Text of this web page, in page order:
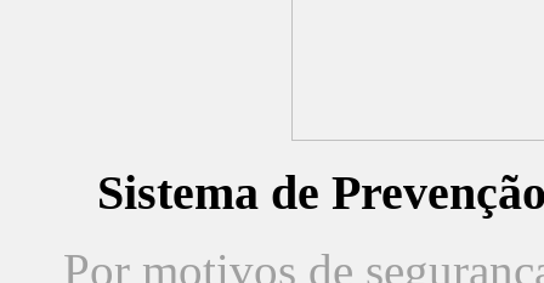
Sistema de
Por motivos de